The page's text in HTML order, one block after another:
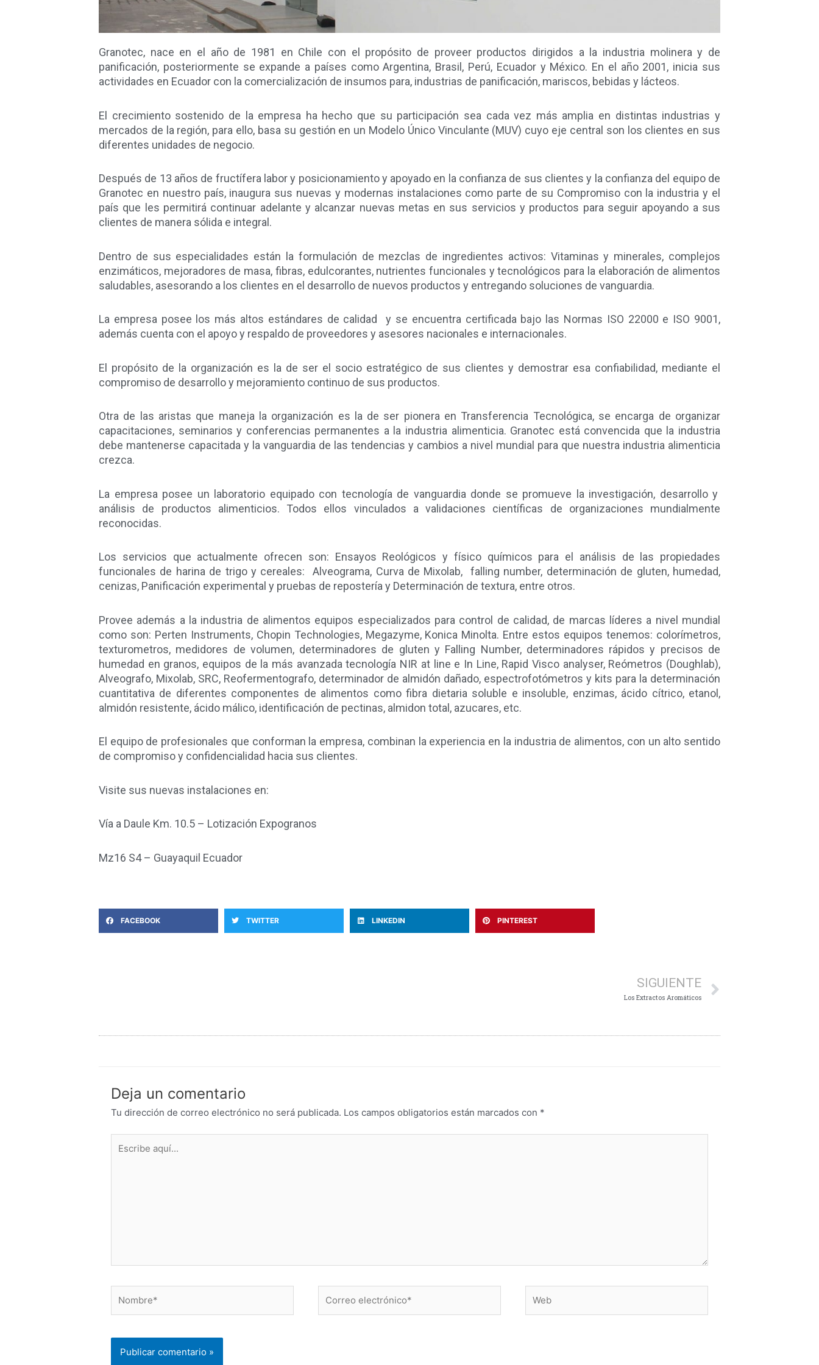
Granotec, nace en el año de 1981 en Chile con el propósito de proveer productos dirigidos a la industria molinera y de
panificación, posteriormente se expande a países como Argentina, Brasil, Perú, Ecuador y México. En el año 2001, inicia sus
actividades en Ecuador con la comercialización de insumos para, industrias de panificación, mariscos, bebidas y lácteos.
El crecimiento sostenido de la empresa ha hecho que su participación sea cada vez más amplia en distintas industrias y
mercados de la región, para ello, basa su gestión en un Modelo Único Vinculante (MUV) cuyo eje central son los clientes en sus
diferentes unidades de negocio.
Después de 13 años de fructífera labor y posicionamiento y apoyado en la confianza de sus clientes y la confianza del equipo de
Granotec en nuestro país, inaugura sus nuevas y modernas instalaciones como parte de su Compromiso con la industria y el
país que les permitirá continuar adelante y alcanzar nuevas metas en sus servicios y productos para seguir apoyando a sus
clientes de manera sólida e integral.
Dentro de sus especialidades están la formulación de mezclas de ingredientes activos: Vitaminas y minerales, complejos
enzimáticos, mejoradores de masa, fibras, edulcorantes, nutrientes funcionales y tecnológicos para la elaboración de alimentos
saludables, asesorando a los clientes en el desarrollo de nuevos productos y entregando soluciones de vanguardia.
La empresa posee los más altos estándares de calidad
y se encuentra certificada bajo las Normas ISO 22000 e ISO 9001,
además cuenta con el apoyo y respaldo de proveedores y asesores nacionales e internacionales.
El propósito de la organización es la de ser el socio estratégico de sus clientes y demostrar esa confiabilidad, mediante el
compromiso de desarrollo y mejoramiento continuo de sus productos.
Otra de las aristas que maneja la organización es la de ser pionera en Transferencia Tecnológica, se encarga de organizar
capacitaciones, seminarios y conferencias permanentes a la industria alimenticia. Granotec está convencida que la industria
debe mantenerse capacitada y la vanguardia de las tendencias y cambios a nivel mundial para que nuestra industria alimenticia
crezca.
La empresa posee un laboratorio equipado con tecnología de vanguardia donde se promueve la investigación, desarrollo y
análisis de productos alimenticios. Todos ellos vinculados a validaciones científicas de organizaciones mundialmente
reconocidas.
Los servicios que actualmente ofrecen son: Ensayos Reológicos y físico químicos para el análisis de las propiedades
funcionales de harina de trigo y cereales:
Alveograma, Curva de Mixolab,
falling number, determinación de gluten, humedad,
cenizas, Panificación experimental y pruebas de repostería y Determinación de textura, entre otros.
Provee además a la industria de alimentos equipos especializados para control de calidad, de marcas líderes a nivel mundial
como son: Perten Instruments, Chopin Technologies, Megazyme, Konica Minolta. Entre estos equipos tenemos: colorímetros,
texturometros, medidores de volumen, determinadores de gluten y Falling Number, determinadores rápidos y precisos de
humedad en granos, equipos de la más avanzada tecnología NIR at line e In Line, Rapid Visco analyser, Reómetros (Doughlab),
Alveografo, Mixolab, SRC, Reofermentografo, determinador de almidón dañado, espectrofotómetros y kits para la determinación
cuantitativa de diferentes componentes de alimentos como fibra dietaria soluble e insoluble, enzimas, ácido cítrico, etanol,
almidón resistente, ácido málico, identificación de pectinas, almidon total, azucares, etc.
El equipo de profesionales que conforman la empresa, combinan la experiencia en la industria de alimentos, con un alto sentido
de compromiso y confidencialidad hacia sus clientes.
Visite sus nuevas instalaciones en:
Vía a Daule Km. 10.5 – Lotización Expogranos
Mz16 S4 – Guayaquil Ecuador
FACEBOOK TWITTER LINKEDIN PINTEREST
SIGUIENTE
Los Extractos Aromáticos
Deja un comentario
Tu dirección de correo electrónico no será publicada. Los campos obligatorios están marcados con *
aquí...
electrónico*